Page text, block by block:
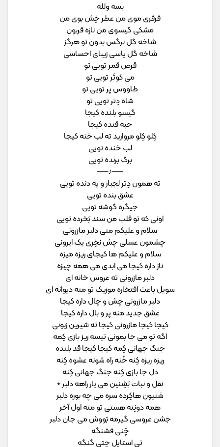
بسه ولله
فرفری موی من عطر خِش بوی من
مشکی گیسوی من نازه قربون
شاخه گل نرگس بدون تو هرگز
شاخه گل یاسی زیبای احساسی
قرص قمر تویی تو
می کوتَر تویی تو
طاووس پر تویی تو
شاه دِتر تویی تو
گیسو بلنده کیجا
حبه قنده کیجا
کِلو کِلو مروارید ته لب خنه کیجا
لب خنده تویی
برگ برنده تویی
──♪──
ته همون دِتر لجباز و یه دنده تویی
عشق بنده تویی
جیگره گوشه تویی
اونی که تو قلب من سند بَخرده تویی
سلام و علیکم منی دلبر مازرونی
چشمون عسلی چش نخِری یک ایرونی
سلام و علیکم ها کیجای ریزه میزه
ناز داره کیجا می ابدی می همه چیزه
دلبر مازرونی ته عروس خانه ای
سویل باعث افتخاره موزیک تو منه دیوانه ای
دلبر مازرونی چش و چال داره کیجا
عشق جدید منه پر و بال داره کیجا
کیجا کیجا مازرونی کیجا ته شیرین زبونی
اگه تو می جا بمونی تیسه ریز بازی کِمه
جنگ جهانی کِمه کیجا کیجا قد بلنده
ریزه ریزه کِنه خَنه راه شونه عشوه کِنه
دل جا بازی کِنه جنگ جهانی کِنه
نقل و نبات بَشِنین می یار راهه دلبر ⭒
شنیون هاکِرده سره می چه بوره دلبر
همه دونِنه هستی تو منه اول آخر
جشن عروسی گیرمه بَووش می جان دلبر
چَنی قشنگه
تی استایل چِتی گنگه